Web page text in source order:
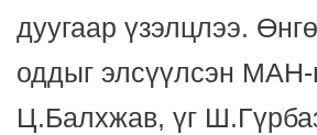
дуугаар үзэлцлээ.
оддыг элсүүлсэн МАН-
Ц.Балхжав, үг